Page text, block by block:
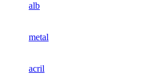
alb
metal
acril